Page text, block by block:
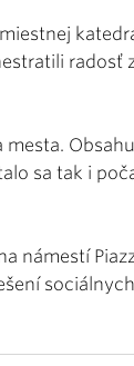
radosť
sa tak i
námestí